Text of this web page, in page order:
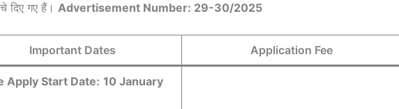
दिए गए हैं। Advertisement Number: 29-30/2025
Important Dates Application Fee
Apply Start Date: 10 January